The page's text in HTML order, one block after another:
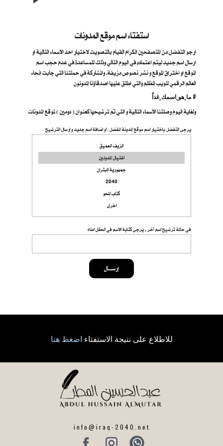
استفتاء اسم موقع المدونات
ارجو التفضل من المتصفحين الكرام القيام بالتصويت لاختيار احد الاسماء التالية او
ارسال اسم جديد ليتم اعتماده في اليوم التالي وذلك للمساعدة في عدم حجب اسم
الموقع او اختراق الموقع و نشر نصوص مزيفة. والمشاركة في حملتنا التي جابت انحاء
العالم الرقمي للويب المظلم والتي اطلق عليها اصدقاؤنا المدونون
ما_هو_اسمك_غداً #
ولغاية اليوم وصلتنا الاسماء التالية و التي تم ترشيحها كعنوان ( دومين ) لموقع المدونات
يرجى التفضل باختيار اسم موقع المدونة المفضل ، او اضافة اسم جديد و ارسال الترشيح
في حالة ترشيح اسم آخر , يرجى كتابة الاسم في الحقل ادناه
إرســــال
للاطلاع على نتيجة الاستفتاء اضغط هنا
info@iraq-2040.net